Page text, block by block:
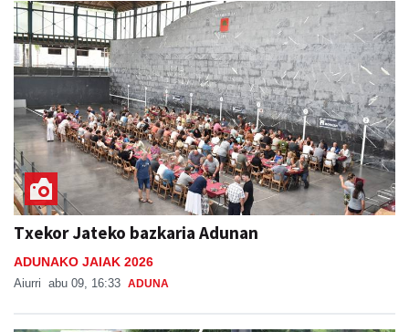
Txekor Jateko bazkaria Adunan
ADUNAKO JAIAK 2026
Aiurri abu 09, 16:33 ADUNA